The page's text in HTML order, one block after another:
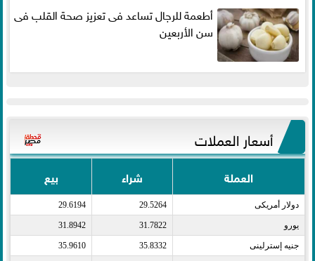
أطعمة للرجال تساعد فى تعزيز صحة القلب فى
سن الأربعين
أسعار العملات
العملة شراء بيع
دولار أمريكى​ 29.5264
29.6194
يورو​ 31.7822
31.8942
جنيه إسترلينى​ 35.8332
35.9610